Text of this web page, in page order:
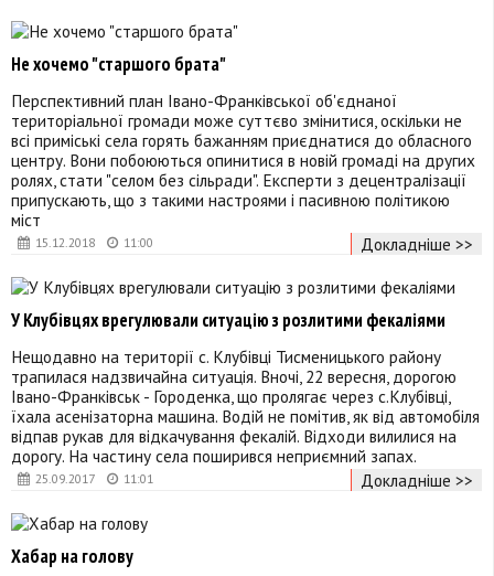
15.12.2018 11:00
Не хочемо "старшого брата"
Перспективний план Івано-Франківської об'єднаної
територіальної громади може суттєво змінитися, оскільки не
всі приміські села горять бажанням приєднатися до обласного
центру. Вони побоюються опинитися в новій громаді на других
ролях, стати "селом без сільради". Експерти з децентралізації
припускають, що з такими настроями і пасивною політикою
міст
Докладніше >>
25.09.2017 11:01
У Клубівцях врегулювали ситуацію з розлитими фекаліями
Нещодавно на території с. Клубівці Тисменицького району
трапилася надзвичайна ситуація. Вночі, 22 вересня, дорогою
Івано-Франківськ - Городенка, що пролягає через с.Клубівці,
їхала асенізаторна машина. Водій не помітив, як від автомобіля
відпав рукав для відкачування фекалій. Відходи вилилися на
дорогу. На частину села поширився неприємний запах.
Докладніше >>
Хабар на голову